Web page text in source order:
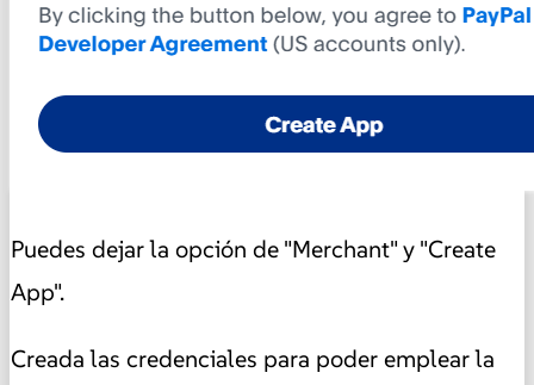
Puedes dejar la opción de "Merchant" y "Create
App".
Creada las credenciales para poder emplear la